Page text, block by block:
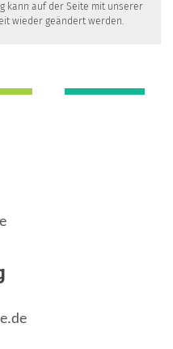
kann auf der Seite mit unserer
wieder geändert werden.